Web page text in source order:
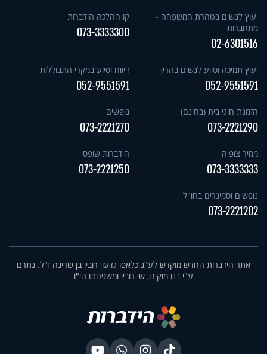
יעוץ לנשים בטהרת המשפחה -
מתחברות
02-6301516
קו ההלכה הידברות
073-3333300
יעוץ תמיכה וסיוע לנשים בהריון
052-9551591
דיווח וסיוע במקרי התבוללות
052-9551591
הזמנת חוגי בית (בחינם)
073-2221290
נופשים
073-2221270
ממיר צופיה
073-3333333
הידברות שופס
073-2221250
נופשים וסמינרים בחו"ל
073-2221202
אתר הידברות החדש מוקדש לע"נ כלאפו גדעון רובין בן שרינה ז"ל. נתרם
ע"י בנו מוקירו, שי רובין ומשפחתו הי"ו